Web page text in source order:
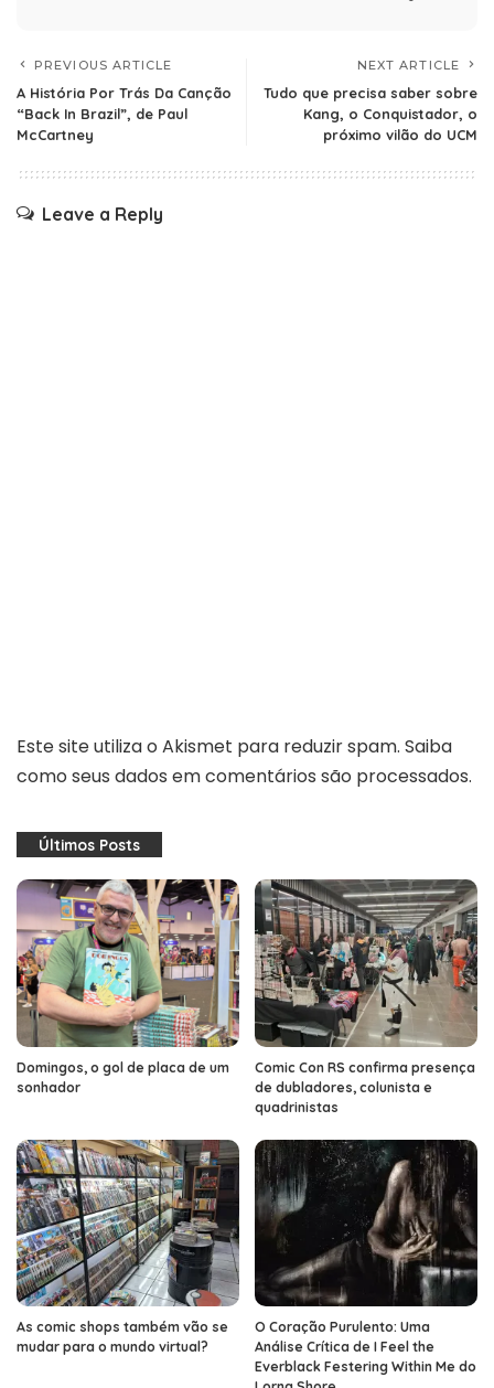
PREVIOUS ARTICLE
A História Por Trás Da Canção
“Back In Brazil”, de Paul
McCartney
NEXT ARTICLE
Tudo que precisa saber sobre
Kang, o Conquistador, o
próximo vilão do UCM
Leave a Reply
Este site utiliza o Akismet para reduzir spam. Saiba
como seus dados em comentários são processados.
Últimos Posts
Domingos, o gol de placa de um
sonhador
Comic Con RS confirma presença
de dubladores, colunista e
quadrinistas
As comic shops também vão se
mudar para o mundo virtual?
O Coração Purulento: Uma
Análise Crítica de I Feel the
Everblack Festering Within Me do